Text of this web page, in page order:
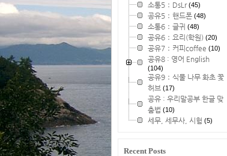
소통5：DsLr(45)
공유5：핸드폰(48)
소통6：글귀 (48)
공유6：요리(학원)(20)
공유7：커피coffee (10)
공유8 : 영어 English
(104)
공유9：식물 나무 화초 꽃
허브 (17)
공유 : 우리말공부 한글 맞
춤법 (10)
세무, 세무사, 시험 (5)
Recent Posts